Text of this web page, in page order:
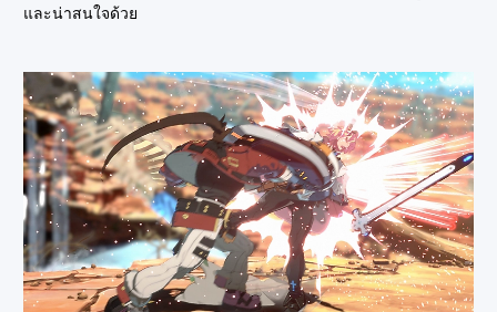
และน่าสนใจด้วย